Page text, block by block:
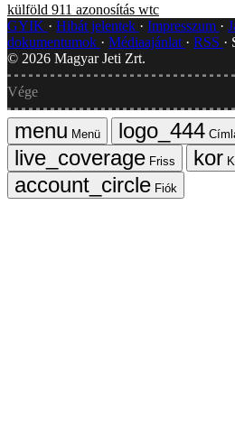
külföld 911 azonosítás wtc
GYIK
Hibát jelentek Impresszum
dokumentumok
Médiaajánlat RSS
© 2026 Magyar Jeti Zrt.
Vége
Menü
Friss
Fiók